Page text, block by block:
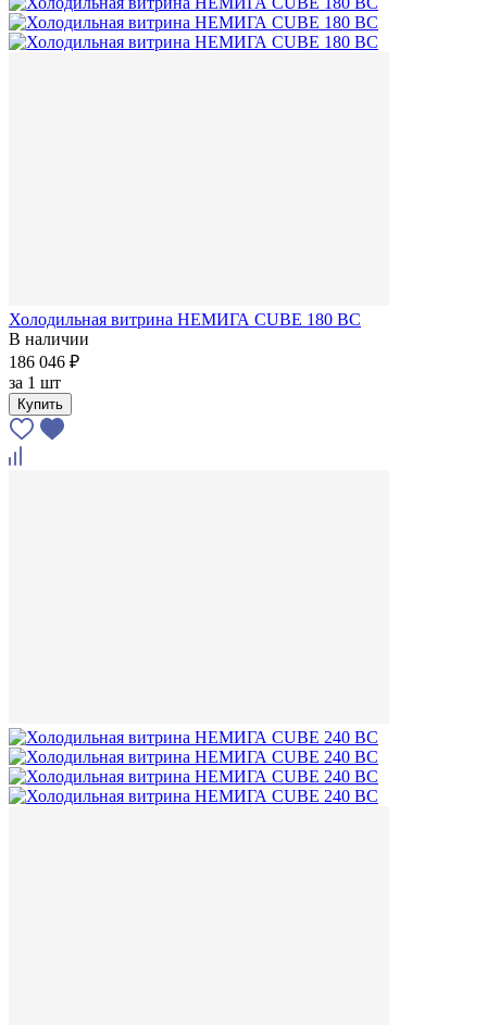
Холодильная витрина НЕМИГА CUBE 180 ВС
В наличии
186 046 ₽
за 1 шт
Купить